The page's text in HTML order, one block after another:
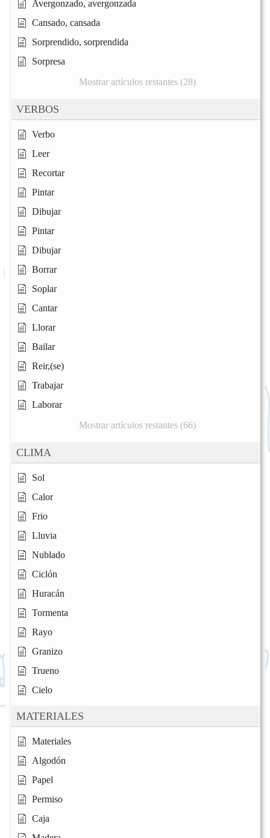
Avergonzado, avergonzada
Cansado, cansada
Sorprendido, sorprendida
Sorpresa
Mostrar artículos restantes (28)
VERBOS
Verbo
Leer
Recortar
Pintar
Dibujar
Pintar
Dibujar
Borrar
Soplar
Cantar
Llorar
Bailar
Reir,(se)
Trabajar
Laborar
Mostrar artículos restantes (66)
CLIMA
Sol
Calor
Frio
Lluvia
Nublado
Ciclón
Huracán
Tormenta
Rayo
Granizo
Trueno
Cielo
MATERIALES
Materiales
Algodón
Papel
Permiso
Caja